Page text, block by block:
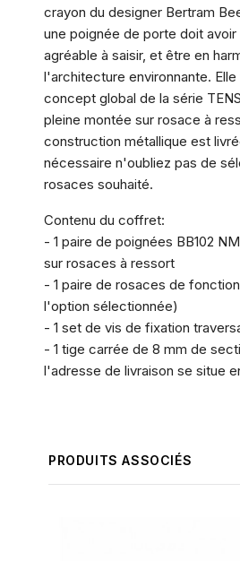
crayon du designer Bertram
une poignée de porte doit
agréable à saisir, et être en
l'architecture environnante.
concept global de la série
pleine montée sur rosace à
construction métallique est
nécessaire n'oubliez pas de
rosaces souhaité.
Contenu du coffret:
- 1 paire de poignées BB102
sur rosaces à ressort
- 1 paire de rosaces de
l'option sélectionnée)
- 1 set de vis de fixation
- 1 tige carrée de 8 mm de
l'adresse de livraison se situe
PRODUITS ASSOCIÉS